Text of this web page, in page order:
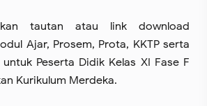
tautan atau link download
Ajar, Prosem, Prota, KKTP serta
Peserta Didik Kelas XI Fase F
Kurikulum Merdeka.